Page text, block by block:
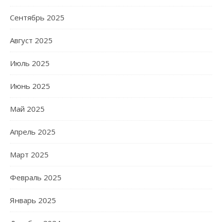
Сентябрь 2025
Август 2025
Июль 2025
Июнь 2025
Май 2025
Апрель 2025
Март 2025
Февраль 2025
Январь 2025